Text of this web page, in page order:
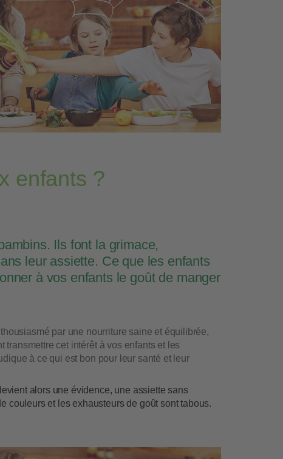
enfants ?
Ils font la grimace,
leur assiette. Ce que les enfants
à vos enfants le goût de manger
par une nourriture saine et équilibrée,
transmettre cet intérêt à vos enfants et les
à ce qui est bon pour leur santé et leur
alors une évidence, une assiette sans
couleurs et les exhausteurs de goût sont tabous.